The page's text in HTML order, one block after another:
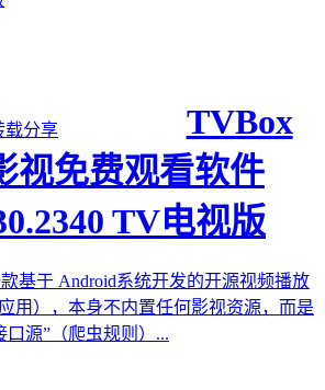
载分享
TVBox
视免费观看软件
TV电视版
基于 Android系统开发的开源视频播放
用），本身不内置任何影视资源，而是
源”（爬虫规则）...